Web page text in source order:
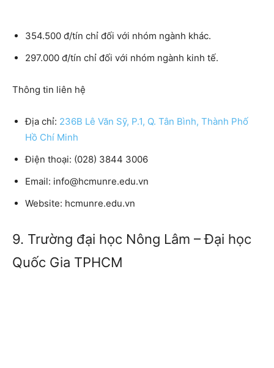
354.500 đ/tín chỉ đối với nhóm ngành khác.
297.000 đ/tín chỉ đối với nhóm ngành kinh tế.
Thông tin liên hệ
Địa chỉ: 236B Lê Văn Sỹ, P.1, Q. Tân Bình, Thành Phố
Hồ Chí Minh
Điện thoại: (028) 3844 3006
Email: info@hcmunre.edu.vn
Website: hcmunre.edu.vn
9. Trường đại học Nông Lâm – Đại học
Quốc Gia TPHCM